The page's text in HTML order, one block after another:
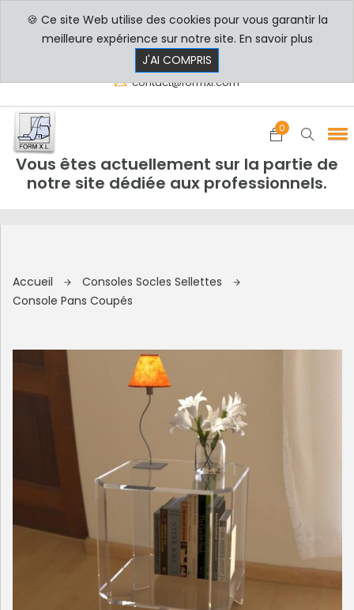
PROFESSIONNELS PARTICULIERS
contact@formxl.com
0
Vous êtes actuellement sur la partie de
notre site dédiée aux professionnels.
Accueil
Consoles Socles Sellettes
Console Pans Coupés
🍪 Ce site Web utilise des cookies pour vous garantir la
meilleure expérience sur notre site. En savoir plus
J'AI COMPRIS